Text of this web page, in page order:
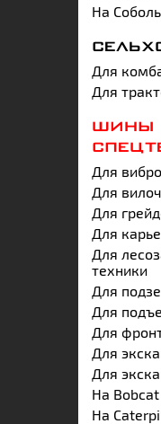
На Соболь
Для
Для
ШИНЫ
Для
Для
Для
Для
Для
техники
Для
Для
Для
Для
Для
На Bobcat
На